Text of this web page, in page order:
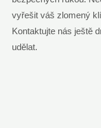
vyřešit váš zlomený
Kontaktujte nás ještě
udělat.